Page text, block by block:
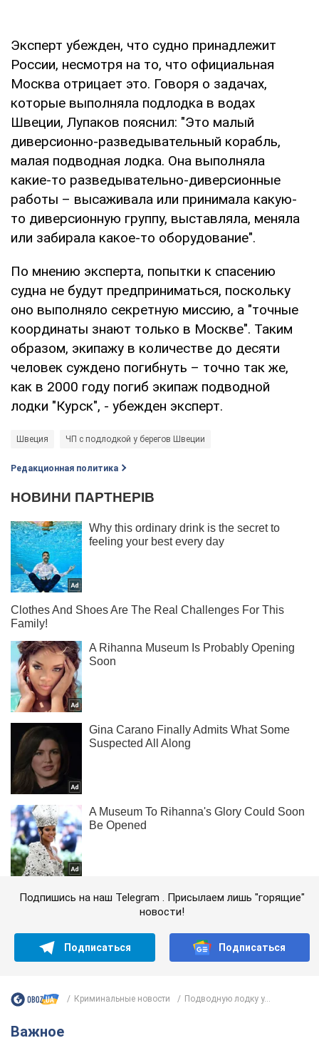
Эксперт убежден, что судно принадлежит
России, несмотря на то, что официальная
Москва отрицает это. Говоря о задачах,
которые выполняла подлодка в водах
Швеции, Лупаков пояснил: "Это малый
диверсионно-разведывательный корабль,
малая подводная лодка. Она выполняла
какие-то разведывательно-диверсионные
работы – высаживала или принимала какую-
то диверсионную группу, выставляла, меняла
или забирала какое-то оборудование".
По мнению эксперта, попытки к спасению
судна не будут предприниматься, поскольку
оно выполняло секретную миссию, а "точные
координаты знают только в Москве". Таким
образом, экипажу в количестве до десяти
человек суждено погибнуть – точно так же,
как в 2000 году погиб экипаж подводной
лодки "Курск", - убежден эксперт.
Швеция ЧП с подлодкой у берегов Швеции
Редакционная политика
Подпишись на наш Telegram . Присылаем лишь "горящие"
новости!
Подписаться Подписаться
Криминальные новости Подводную лодку у...
Важное